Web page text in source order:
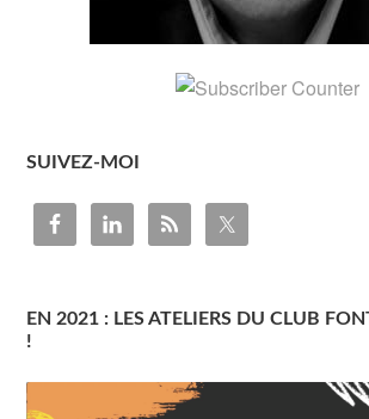
SUIVEZ-MOI
EN 2021 : LES ATELIERS DU CLUB
!